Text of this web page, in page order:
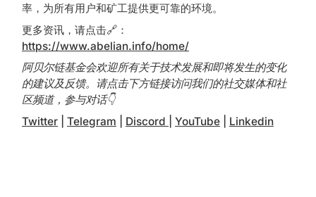
率，为所有用户和矿工提供更可靠的环境。
更多资讯，请点击🔗：
https://www.abelian.info/home/
阿贝尔链基金会欢迎所有关于技术发展和即将发生的变化
的建议及反馈。请点击下方链接访问我们的社交媒体和社
区频道，参与对话👇
Twitter| Telegram Discord YouTube| Linkedin